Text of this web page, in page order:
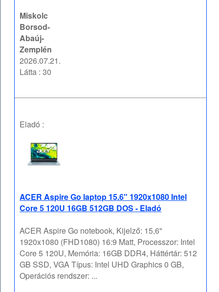
Miskolc
Borsod-
Abaúj-
Zemplén
2026.07.21.
Látta : 30
Eladó :
ACER Aspire Go laptop 15.6" 1920x1080 Intel
Core 5 120U 16GB 512GB DOS - Eladó
ACER Aspire Go notebook, Kijelző: 15,6"
1920x1080 (FHD1080) 16:9 Matt, Processzor: Intel
Core 5 120U, Memória: 16GB DDR4, Háttértár: 512
GB SSD, VGA Típus: Intel UHD Graphics 0 GB,
Operációs rendszer: ...